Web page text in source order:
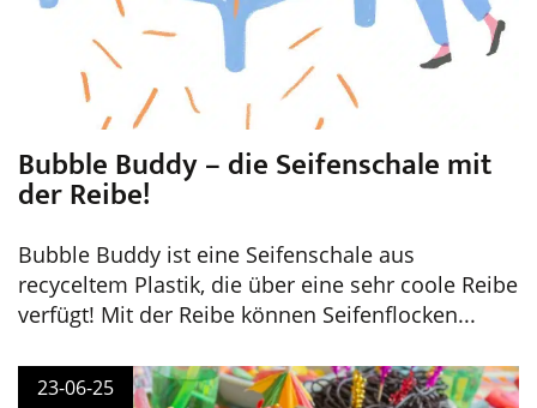
Bubble Buddy – die Seifenschale mit
der Reibe!
Bubble Buddy ist eine Seifenschale aus
recyceltem Plastik, die über eine sehr coole Reibe
verfügt! Mit der Reibe können Seifenflocken...
23-06-25